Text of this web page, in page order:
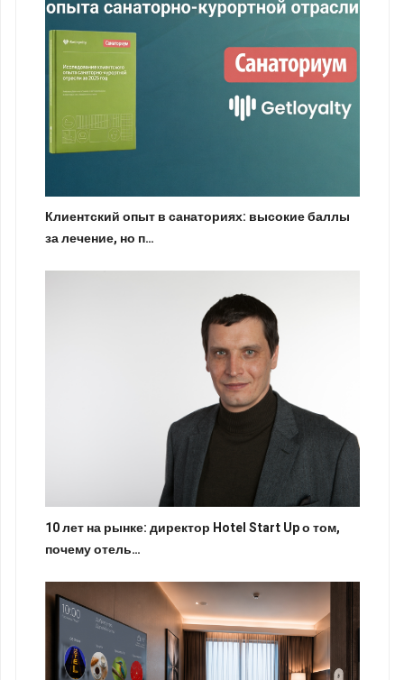
Клиентский опыт в санаториях: высокие баллы
за лечение, но п…
10 лет на рынке: директор Hotel Start Up о том,
почему отель…